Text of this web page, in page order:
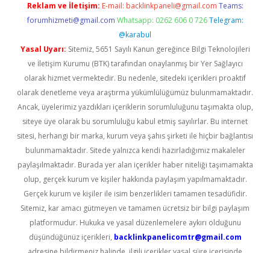
Reklam ve İletişim: E-mail: backlinkpaneli@gmail.com Teams:
forumhizmeti@gmail.com Whatsapp: 0262 606 0 726 Telegram:
@karabul
Yasal Uyarı: Sitemiz, 5651 Sayılı Kanun gereğince Bilgi Teknolojileri
ve İletişim Kurumu (BTK) tarafından onaylanmış bir Yer Sağlayıcı
olarak hizmet vermektedir. Bu nedenle, sitedeki içerikleri proaktif
olarak denetleme veya araştırma yükümlülüğümüz bulunmamaktadır.
Ancak, üyelerimiz yazdıkları içeriklerin sorumluluğunu taşımakta olup,
siteye üye olarak bu sorumluluğu kabul etmiş sayılırlar. Bu internet
sitesi, herhangi bir marka, kurum veya şahıs şirketi ile hiçbir bağlantısı
bulunmamaktadır. Sitede yalnızca kendi hazırladığımız makaleler
paylaşılmaktadır. Burada yer alan içerikler haber niteliği taşımamakta
olup, gerçek kurum ve kişiler hakkında paylaşım yapılmamaktadır.
Gerçek kurum ve kişiler ile isim benzerlikleri tamamen tesadüfidir.
Sitemiz, kar amacı gütmeyen ve tamamen ücretsiz bir bilgi paylaşım
platformudur. Hukuka ve yasal düzenlemelere aykırı olduğunu
düşündüğünüz içerikleri, backlinkpanelicomtr@gmail.com